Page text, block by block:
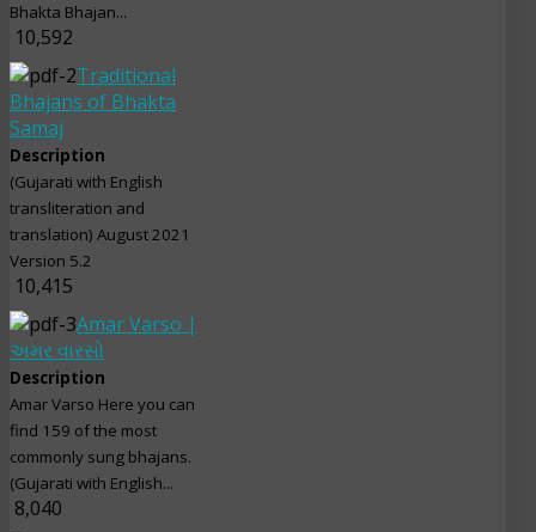
Bhakta Bhajan...
10,592
Traditional
Bhajans of Bhakta
Samaj
Description
(Gujarati with English
transliteration and
translation) August 2021
Version 5.2
10,415
Amar Varso |
અમર વારસો
Description
Amar Varso Here you can
find 159 of the most
commonly sung bhajans.
(Gujarati with English...
8,040